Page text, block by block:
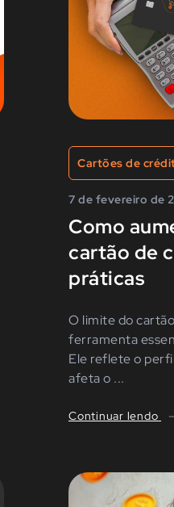
Cartões de
7 de fevereiro de
Como
cartão de
práticas
O limite do
ferramenta
Ele reflete o
afeta o ...
Continuar lendo